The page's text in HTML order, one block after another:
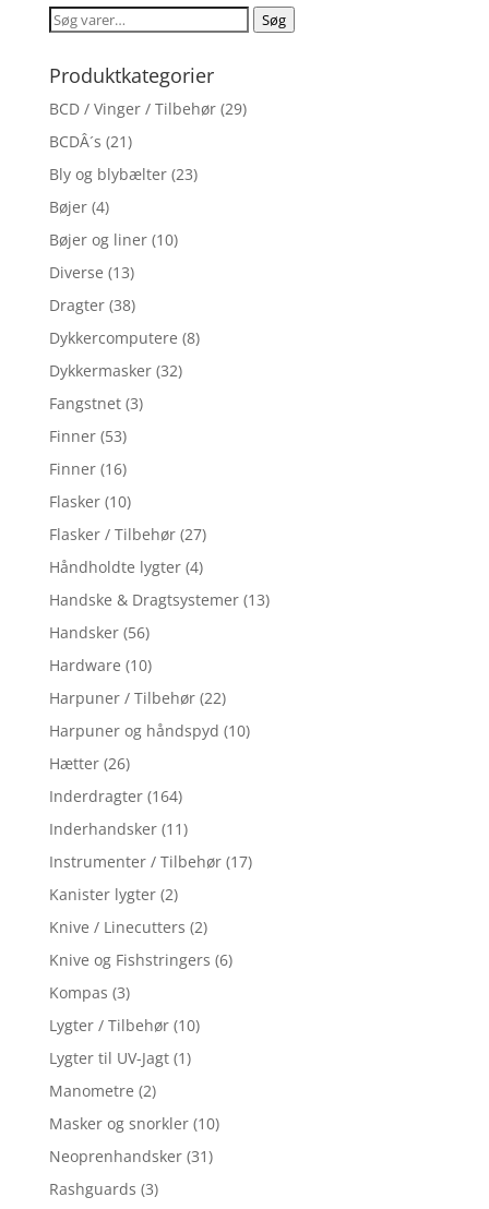
Søg
Søg
Produktkategorier
BCD / Vinger / Tilbehør (29)
BCDÂ´s (21)
Bly og blybælter (23)
Bøjer (4)
Bøjer og liner (10)
Diverse (13)
Dragter (38)
Dykkercomputere (8)
Dykkermasker (32)
Fangstnet (3)
Finner (53)
Finner (16)
Flasker (10)
Flasker / Tilbehør (27)
Håndholdte lygter (4)
Handske & Dragtsystemer (13)
Handsker (56)
Hardware (10)
Harpuner / Tilbehør (22)
Harpuner og håndspyd (10)
Hætter (26)
Inderdragter (164)
Inderhandsker (11)
Instrumenter / Tilbehør (17)
Kanister lygter (2)
Knive / Linecutters (2)
Knive og Fishstringers (6)
Kompas (3)
Lygter / Tilbehør (10)
Lygter til UV-Jagt (1)
Manometre (2)
Masker og snorkler (10)
Neoprenhandsker (31)
Rashguards (3)